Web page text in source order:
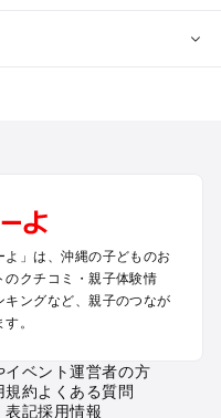
出かけ
ールお出かけ
石垣島（鹿児島～沖縄の
」は、沖縄の子どものお
クチコミ・親子体験情
ングなど、親子のつなが
。
イベント運営者の方
規約よくある質問
表記採用情報